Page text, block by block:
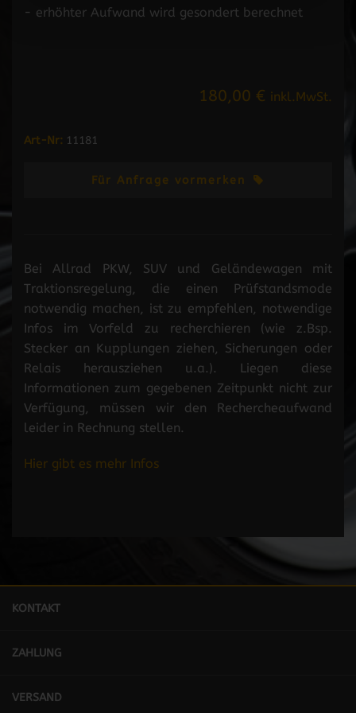
- erhöhter Aufwand wird gesondert berechnet
180,00 € inkl.MwSt.
Art-Nr: 11181
Für Anfrage vormerken
Bei Allrad PKW, SUV und Geländewagen mit
Traktionsregelung, die einen Prüfstandsmode
notwendig machen, ist zu empfehlen, notwendige
Infos im Vorfeld zu recherchieren (wie z.Bsp.
Stecker an Kupplungen ziehen, Sicherungen oder
Relais herausziehen u.a.). Liegen diese
Informationen zum gegebenen Zeitpunkt nicht zur
Verfügung, müssen wir den Rechercheaufwand
leider in Rechnung stellen.
Hier gibt es mehr Infos
KONTAKT
ZAHLUNG
VERSAND